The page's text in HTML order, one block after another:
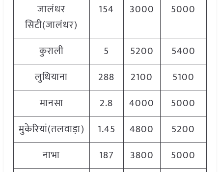
जालंधर
सिटी(जालंधर)
154 3000 5000
कुराली 5 5200 5400
लुधियाना
288 2100 5100
मानसा
2.8 4000 5000
मुकेरियां(तलवाड़ा)
1.45 4800 5200
नाभा
187 3800 5000